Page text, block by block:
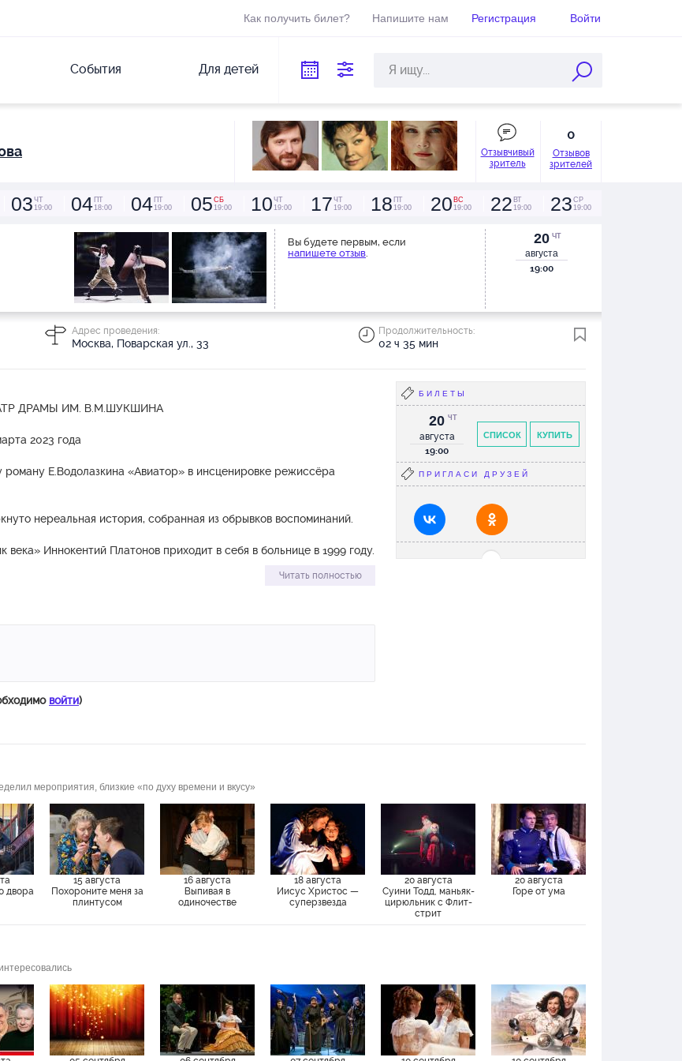
Как получить билет? Напишите нам Регистрация Войти
События Для детей
Отзывчивый
зритель
0
Отзывов
зрителей
03 ЧТ
19:00
04 ПТ
18:00
04 ПТ
19:00
05 СБ
19:00
10 ЧТ
19:00
17 ЧТ
19:00
18 ПТ
19:00
20 ВС
19:00
22 ВТ
19:00
23 СР
19:00
Вы будете первым, если
напишете отзыв.
20 ЧТ
августа
19:00
Адрес проведения:
Москва, Поварская ул., 33
Продолжительность:
02 ч 35 мин
ДРАМЫ ИМ. В.М.ШУКШИНА
2023 года
роману Е.Водолазкина «Авиатор» в инсценировке режиссёра
нереальная история, собранная из обрывков воспоминаний.
века» Иннокентий Платонов приходит в себя в больнице в 1999 году.
начинает ежедневно записывать воспоминания-видения в
Читать полностью
войти)
БИЛЕТЫ
КУПИТЬ
СПИСОК
20
августа
ЧТ
19:00
ПРИГЛАСИ ДРУЗЕЙ
мероприятия, близкие «по духу времени и вкусу»
двора
15 августа
Похороните меня за
плинтусом
16 августа
Выпивая в
одиночестве
18 августа
Иисус Христос —
суперзвезда
20 августа
Суини Тодд, маньяк-
цирюльник с Флит-
стрит
20 августа
Горе от ума